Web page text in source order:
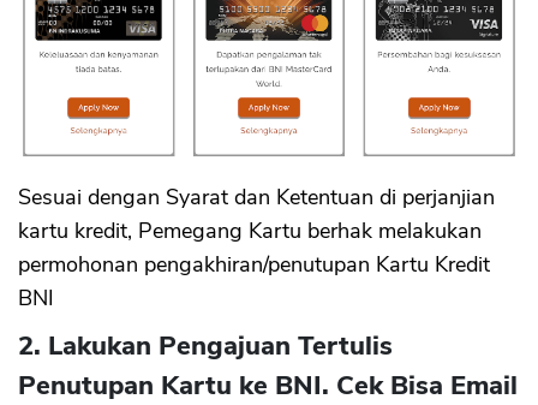
Sesuai dengan Syarat dan Ketentuan di perjanjian
kartu kredit, Pemegang Kartu berhak melakukan
permohonan pengakhiran/penutupan Kartu Kredit
BNI
2. Lakukan Pengajuan Tertulis
Penutupan Kartu ke BNI. Cek Bisa Email